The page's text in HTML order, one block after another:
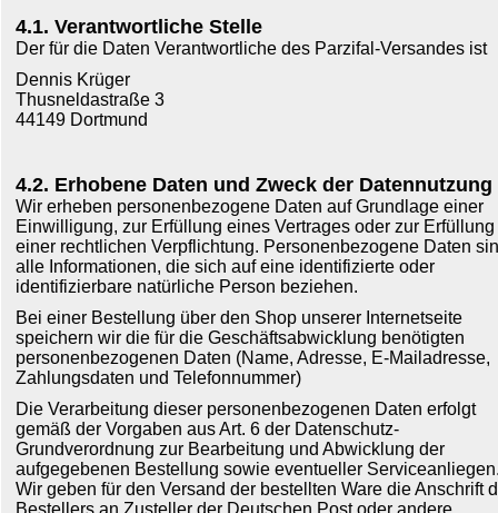
4.1. Verantwortliche Stelle
Der für die Daten Verantwortliche des Parzifal-Versandes ist
Dennis Krüger
Thusneldastraße 3
44149 Dortmund
4.2. Erhobene Daten und Zweck der Datennutzung
Wir erheben personenbezogene Daten auf Grundlage einer
Einwilligung, zur Erfüllung eines Vertrages oder zur Erfüllung
einer rechtlichen Verpflichtung. Personenbezogene Daten
alle Informationen, die sich auf eine identifizierte oder
identifizierbare natürliche Person beziehen.
Bei einer Bestellung über den Shop unserer Internetseite
speichern wir die für die Geschäftsabwicklung benötigten
personenbezogenen Daten (Name, Adresse, E-Mailadresse,
Zahlungsdaten und Telefonnummer)
Die Verarbeitung dieser personenbezogenen Daten erfolgt
gemäß der Vorgaben aus Art. 6 der Datenschutz-
Grundverordnung zur Bearbeitung und Abwicklung der
aufgegebenen Bestellung sowie eventueller
Wir geben für den Versand der bestellten Ware die Anschrift
Bestellers an Zusteller der Deutschen Post oder andere